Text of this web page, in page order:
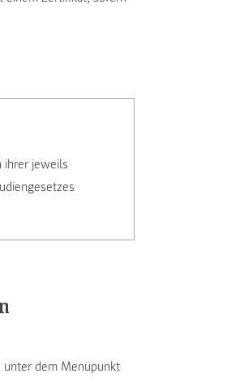
ihrer jeweils
unter dem Menüpunkt